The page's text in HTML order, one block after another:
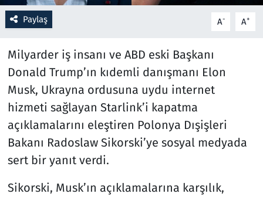
Paylaş A- A+
Milyarder iş insanı ve ABD eski Başkanı
Donald Trump’ın kıdemli danışmanı Elon
Musk, Ukrayna ordusuna uydu internet
hizmeti sağlayan Starlink’i kapatma
açıklamalarını eleştiren Polonya Dışişleri
Bakanı Radoslaw Sikorski’ye sosyal medyada
sert bir yanıt verdi.
Sikorski, Musk’ın açıklamalarına karşılık,
Seçim 2023
Spor
Teknoloji ve Bilim
Televizyon